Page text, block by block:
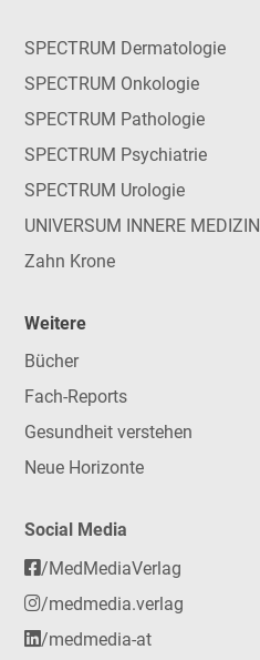
SPECTRUM Dermatologie
SPECTRUM Onkologie
SPECTRUM Pathologie
SPECTRUM Psychiatrie
SPECTRUM Urologie
UNIVERSUM INNERE MEDIZIN
Zahn Krone
Weitere
Bücher
Fach-Reports
Gesundheit verstehen
Neue Horizonte
Social Media
/MedMediaVerlag
/medmedia.verlag
/medmedia-at